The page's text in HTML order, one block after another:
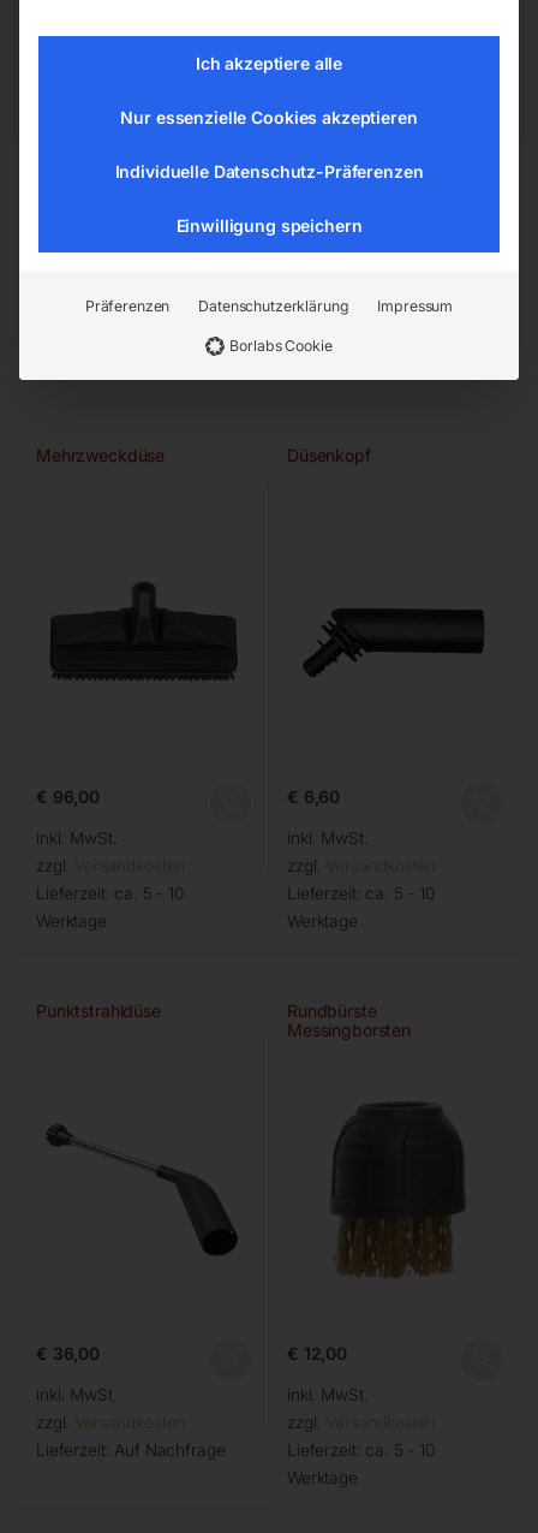
Dokumente zur Produktsicherheit
Ähnliche Produkte
Mehrzweckdüse
€ 96,00
inkl. MwSt.
zzgl. Versandkosten
Lieferzeit: ca. 5 - 10
Werktage
Düsenkopf
€ 6,60
inkl. MwSt.
zzgl. Versandkosten
Lieferzeit: ca. 5 - 10
Werktage
Punktstrahldüse
€ 36,00
inkl. MwSt.
zzgl. Versandkosten
Lieferzeit: Auf Nachfrage
Rundbürste
Messingborsten
€ 12,00
inkl. MwSt.
zzgl. Versandkosten
Lieferzeit: ca. 5 - 10
Werktage
Ich akzeptiere alle
Nur essenzielle Cookies akzeptieren
Individuelle Datenschutz-Präferenzen
Einwilligung speichern
Präferenzen Datenschutzerklärung Impressum
Borlabs Cookie